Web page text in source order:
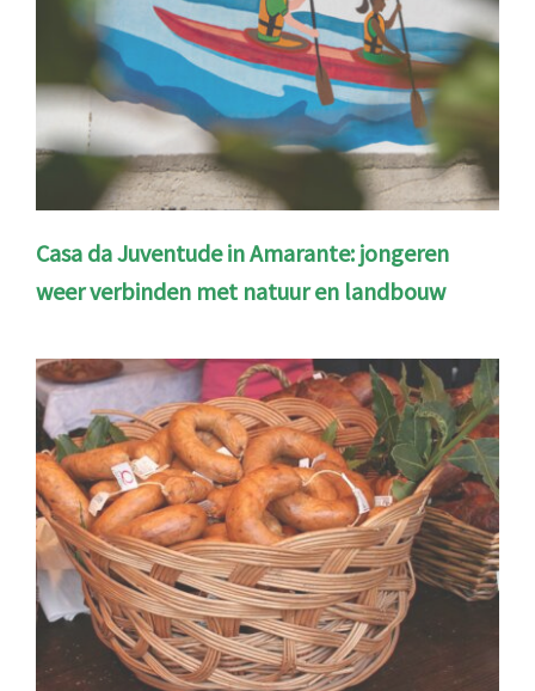
Casa da Juventude in Amarante: jongeren
weer verbinden met natuur en landbouw